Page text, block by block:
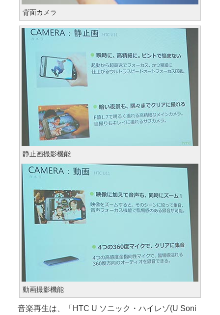
背面カメラ
静止画撮影機能
動画撮影機能
音楽再生は、「HTC U ソニック・ハイレゾ(U Soni